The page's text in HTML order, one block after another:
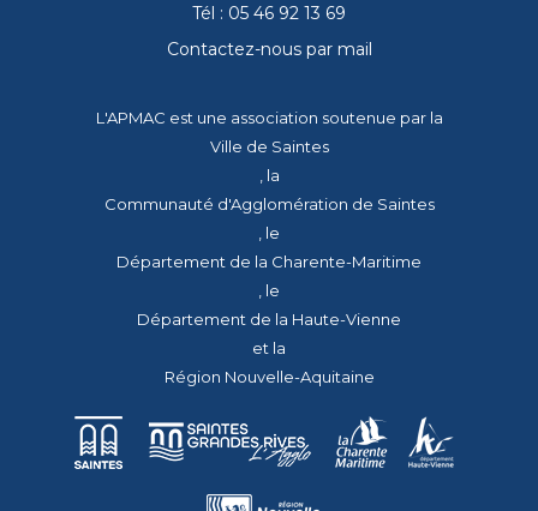
Tél : 05 46 92 13 69
Contactez-nous par mail
L'APMAC est une association soutenue par la
Ville de Saintes
, la
Communauté d'Agglomération de Saintes
, le
Département de la Charente-Maritime
, le
Département de la Haute-Vienne
et la
Région Nouvelle-Aquitaine